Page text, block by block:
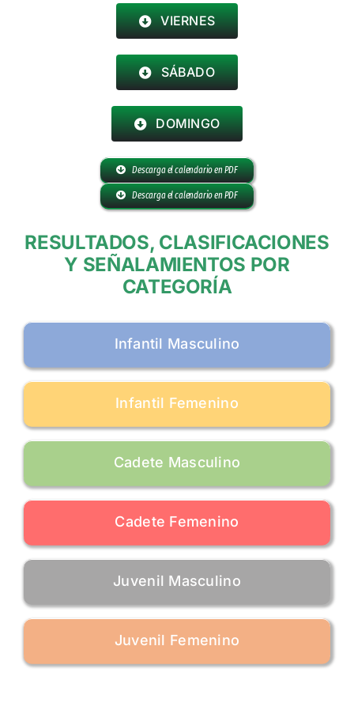
VIERNES
SÁBADO
DOMINGO
Descarga el calendario en PDF
Descarga el calendario en PDF
RESULTADOS, CLASIFICACIONES
Y SEÑALAMIENTOS POR
CATEGORÍA
Infantil Masculino
Infantil Femenino
Cadete Masculino
Cadete Femenino
Juvenil Masculino
Juvenil Femenino